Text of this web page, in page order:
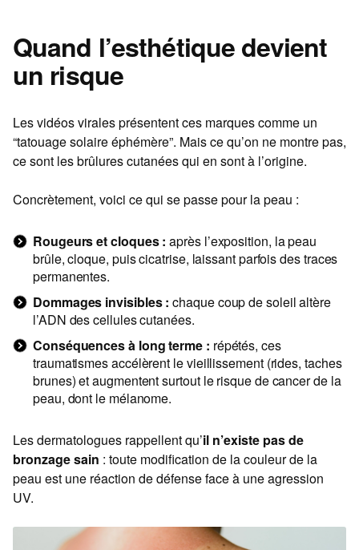
Quand l’esthétique devient
un risque
Les vidéos virales présentent ces marques comme un
“tatouage solaire éphémère”. Mais ce qu’on ne montre pas,
ce sont les brûlures cutanées qui en sont à l’origine.
Concrètement, voici ce qui se passe pour la peau :
Rougeurs et cloques : après l’exposition, la peau
brûle, cloque, puis cicatrise, laissant parfois des traces
permanentes.
Dommages invisibles :chaque coup de soleil altère
l’ADN des cellules cutanées.
Conséquences à long terme : répétés, ces
traumatismes accélèrent le vieillissement (rides, taches
brunes) et augmentent surtout le risque de cancer de la
peau, dont le mélanome.
Les dermatologues rappellent qu’il n’existe pas de
bronzage sain : toute modification de la couleur de la
peau est une réaction de défense face à une agression
UV.